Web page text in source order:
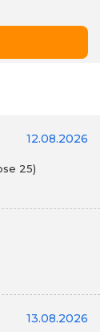
12.08.2026
25)
13.08.2026